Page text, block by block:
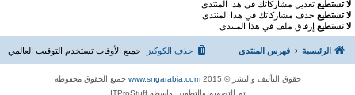
لا تستطيعتعديل مشاركاتك في هذا المنتدى
لا تستطيعحذف مشاركاتك في هذا المنتدى
لا تستطيعإرفاق ملف في هذا المنتدى
الرئيسية فهرس المنتدى جميع الأوقات تستخدم التوقيت العالمي حذف الكوكيز
حقوق التأليف والنشر © 2015 www.sngarabia.comجميع الحقوق محفوظة
تم التصميم والتطوير بواسطه ITProStuff